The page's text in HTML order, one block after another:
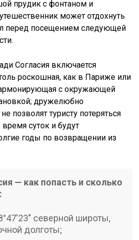
прудик с фонтаном и
может отдохнуть
перед посещением следующей
Согласия включается
роскошная, как в Париже или
с окружающей
дружелюбно
позволят туристу потеряться
суток и будут
годы по возвращении из
— как попасть и сколько
северной широты,
долготы;